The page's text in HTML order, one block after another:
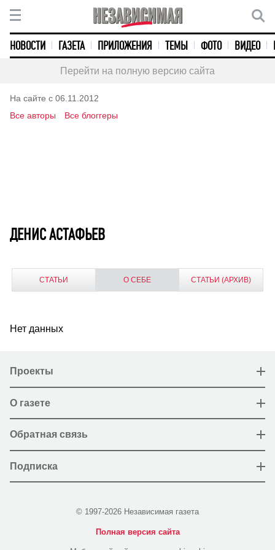
НОВОСТИ ГАЗЕТА ПРИЛОЖЕНИЯ ТЕМЫ ФОТО ВИДЕО
Перейти на полную версию сайта
На сайте с 06.11.2012
Все авторы
Все блоггеры
ДЕНИС АСТАФЬЕВ
СТАТЬИ О СЕБЕ СТАТЬИ (АРХИВ)
Нет данных
Проекты
О газете
Обратная связь
Подписка
© 1997-2026 Независимая газета
Полная версия сайта